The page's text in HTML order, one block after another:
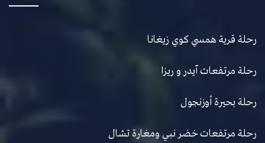
رحلة قرية همسي كوي زيغانا
رحلة مرتفعات آيدر و ريزا
رحلة بحيرة أوزنجول
رحلة مرتفعات خضر نبي ومغارة تشال